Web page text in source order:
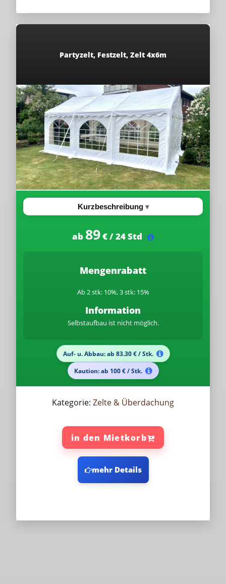
Partyzelt, Festzelt, Zelt 4x6m
Kurzbeschreibung
ab 89€ / 24 Std
Mengenrabatt
Ab 2 stk: 10%, 3 stk: 15%
Information
Selbstaufbau ist nicht möglich.
Auf- u. Abbau: ab 83.30 € / Stk.
Kaution: ab 100 € / Stk.
Kategorie: Zelte & Überdachung
in den Mietkorb
mehr Details